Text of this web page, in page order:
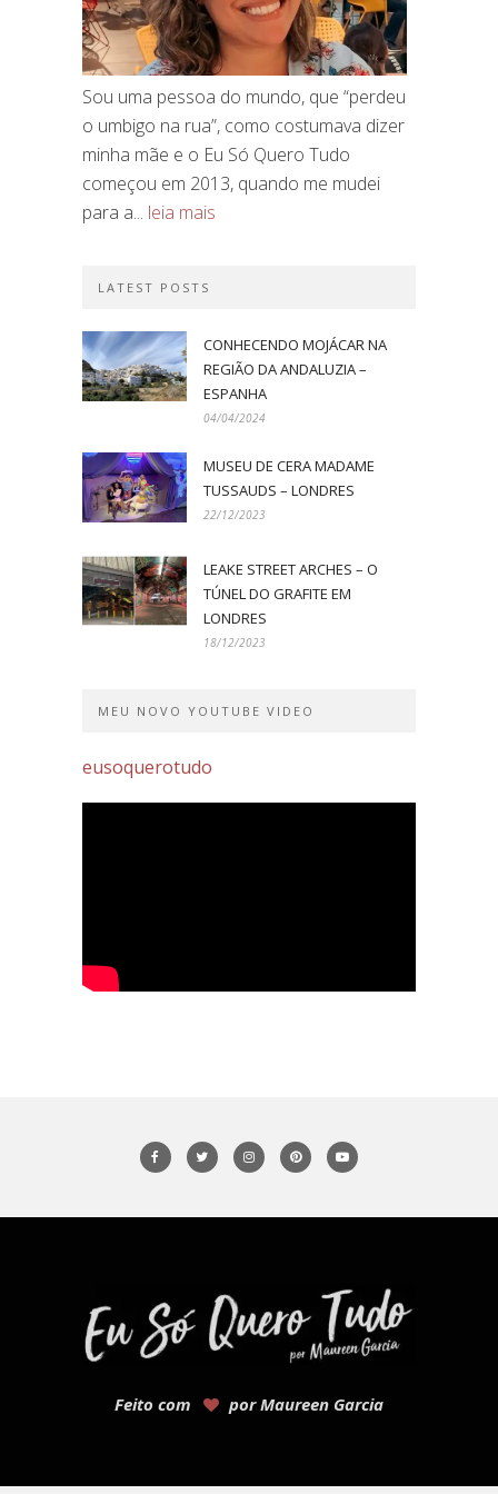
Sou uma pessoa do mundo, que “perdeu
o umbigo na rua”, como costumava dizer
minha mãe e o Eu Só Quero Tudo
começou em 2013, quando me mudei
para a... leia mais
LATEST POSTS
CONHECENDO MOJÁCAR NA
REGIÃO DA ANDALUZIA –
ESPANHA
04/04/2024
MUSEU DE CERA MADAME
TUSSAUDS – LONDRES
22/12/2023
LEAKE STREET ARCHES – O
TÚNEL DO GRAFITE EM
LONDRES
18/12/2023
MEU NOVO YOUTUBE VIDEO
eusoquerotudo
Feito com por Maureen Garcia